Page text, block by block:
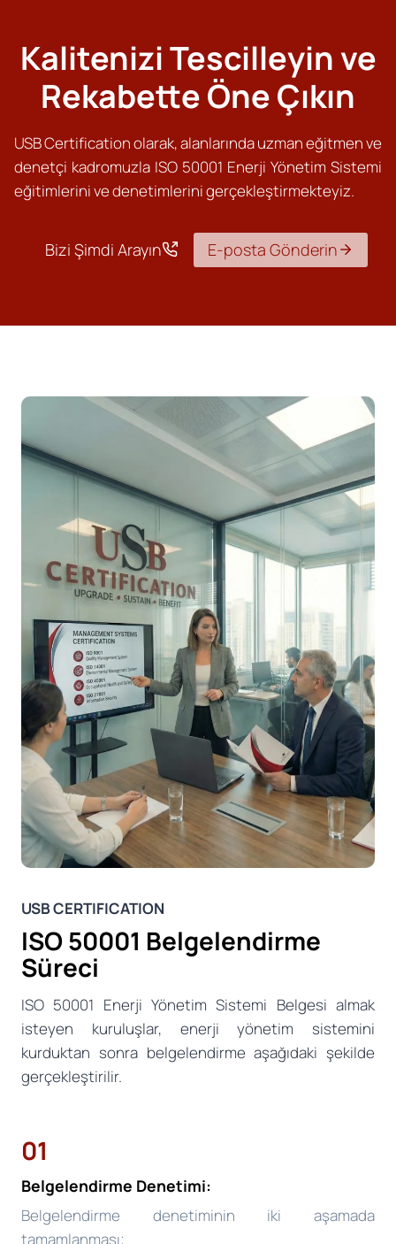
Kalitenizi Tescilleyin ve
Rekabette Öne Çıkın
USB Certification olarak, alanlarında uzman eğitmen ve
denetçi kadromuzla ISO 50001 Enerji Yönetim Sistemi
eğitimlerini ve denetimlerini gerçekleştirmekteyiz.
Bizi Şimdi Arayın E-posta Gönderin
USB CERTIFICATION
ISO 50001 Belgelendirme
Süreci
ISO 50001 Enerji Yönetim Sistemi Belgesi almak
isteyen kuruluşlar, enerji yönetim sistemini
kurduktan sonra belgelendirme aşağıdaki şekilde
gerçekleştirilir.
01
Belgelendirme Denetimi:
Belgelendirme denetiminin iki aşamada
tamamlanması;